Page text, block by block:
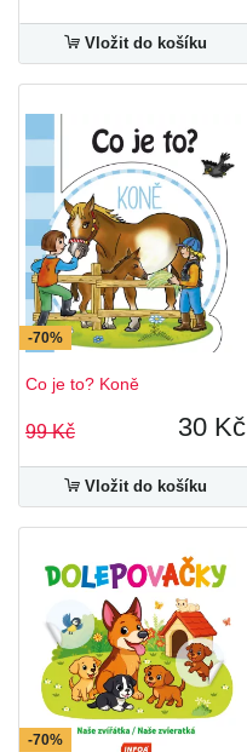
Vložit do košíku
-70%
Co je to? Koně
99 Kč 30 Kč
Vložit do košíku
-70%